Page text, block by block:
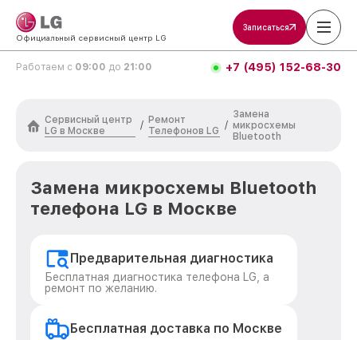
Официальный сервисный центр LG
Записаться
Работаем с 09:00 до 21:00 +7 (495) 152-68-30
Сервисный центр
LG в Москве
/
Ремонт
Телефонов LG /
Замена
микросхемы
Bluetooth
Замена микросхемы Bluetooth
телефона LG в Москве
Предварительная диагностика
Бесплатная диагностика телефона LG, а
ремонт по желанию.
Бесплатная доставка по Москве